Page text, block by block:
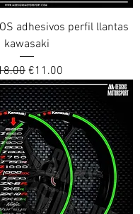
adhesivos perfil llantas
kawasaki
Price
Sale Price
€11.00